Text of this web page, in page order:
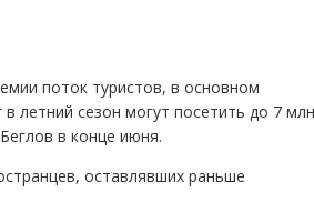
поток туристов, в основном
летний сезон могут посетить до 7 млн
в конце июня.
оставлявших раньше